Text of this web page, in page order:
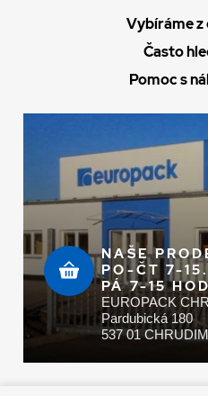
Vybíráme z
Často
Pomoc s
NAŠE
PO-ČT 7-
PÁ 7-15
EUROPACK
Pardubická 180
537 01